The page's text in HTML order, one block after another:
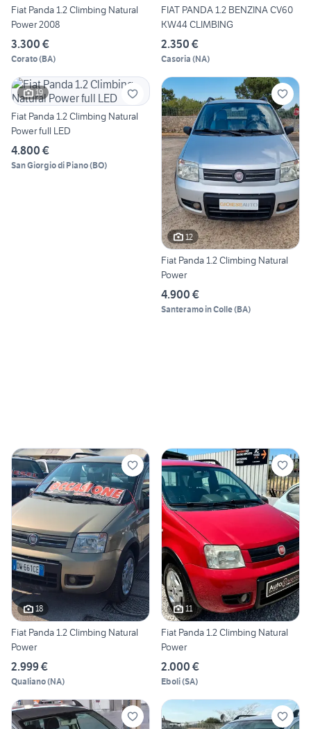
Fiat Panda 1.2 Climbing Natural
Power 2008
3.300 €
Corato(BA)
FIAT PANDA 1.2 BENZINA CV60
KW44 CLIMBING
2.350 €
Casoria (NA)
19
Fiat Panda 1.2 Climbing Natural
Power full LED
4.800 €
San Giorgio di Piano(BO)
12
Fiat Panda 1.2 Climbing Natural
Power
4.900 €
Santeramo in Colle(BA)
18
Fiat Panda 1.2 Climbing Natural
Power
2.999 €
Qualiano(NA)
11
Fiat Panda 1.2 Climbing Natural
Power
2.000 €
Eboli(SA)